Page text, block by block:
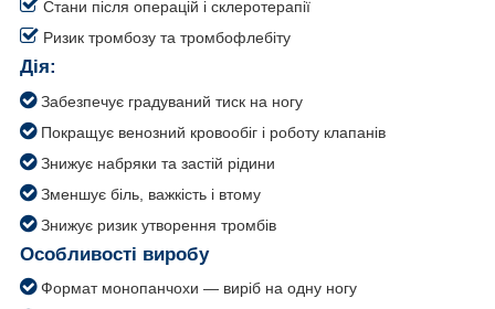
Стани після операцій і склеротерапії
Ризик тромбозу та тромбофлебіту
Дія:
Забезпечує градуваний тиск на ногу
Покращує венозний кровообіг і роботу клапанів
Знижує набряки та застій рідини
Зменшує біль, важкість і втому
Знижує ризик утворення тромбів
Особливості виробу
Формат монопанчохи — виріб на одну ногу